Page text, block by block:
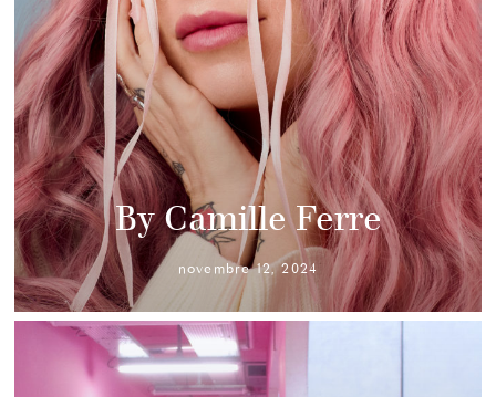
By Camille Ferre
novembre 12, 2024